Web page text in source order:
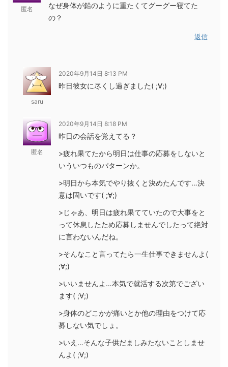
匿名
なぜ身体が鉛のように重たくてグーグー寝てた
の？
返信
saru
2020年9月14日 8:13 PM
昨日彼女に尽くし過ぎました( ;∀;)
匿名
2020年9月14日 8:18 PM
昨日の会話を覚えてる？
>疲れ果てたから明日は仕事の応募をしないと
いういつものパターンか。
>明日から本気でやり抜くと決めたんです…決
意は固いです( ;∀;)
>じゃあ、明日は疲れ果てていたので大事をと
って休息したため応募しませんでしたって絶対
に言わないんだね。
>そんなこと言ってたら一生仕事できませんよ(
;∀;)
>いいませんよ…本気で就活する次第でござい
ます( ;∀;)
>身体のどこかが痛いとか他の理由をつけて応
募しない気でしょ。
>いえ…そんな子供だましみたないことしませ
んよ( ;∀;)